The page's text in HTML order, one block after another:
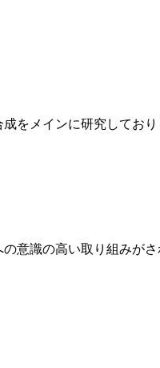
をメインに研究してお
意識の高い取り組みが